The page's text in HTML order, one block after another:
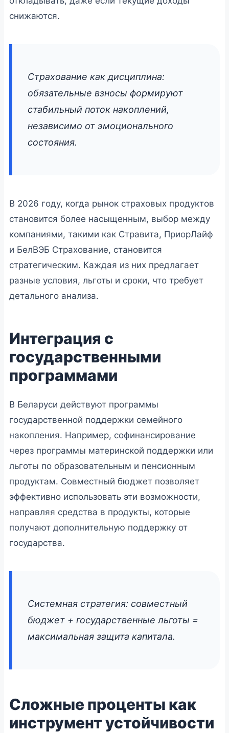
снижаются.
Страхование как дисциплина:
обязательные взносы формируют
стабильный поток накоплений,
независимо от эмоционального
состояния.
В 2026 году, когда рынок страховых продуктов
становится более насыщенным, выбор между
компаниями, такими как Стравита, ПриорЛайф
и БелВЭБ Страхование, становится
стратегическим. Каждая из них предлагает
разные условия, льготы и сроки, что требует
детального анализа.
Интеграция с
государственными
программами
В Беларуси действуют программы
государственной поддержки семейного
накопления. Например, софинансирование
через программы материнской поддержки или
льготы по образовательным и пенсионным
продуктам. Совместный бюджет позволяет
эффективно использовать эти возможности,
направляя средства в продукты, которые
получают дополнительную поддержку от
государства.
Системная стратегия: совместный
бюджет + государственные льготы =
максимальная защита капитала.
Сложные проценты как
инструмент устойчивости